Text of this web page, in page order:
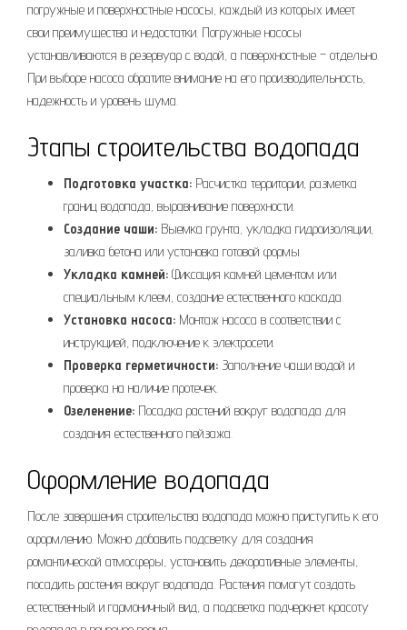
погружные и поверхностные насосы, каждый из которых имеет
свои преимущества и недостатки. Погружные насосы
устанавливаются в резервуар с водой, а поверхностные – отдельно.
При выборе насоса обратите внимание на его производительность,
надежность и уровень шума.
Этапы строительства водопада
Подготовка участка: Расчистка территории, разметка
границ водопада, выравнивание поверхности.
Создание чаши: Выемка грунта, укладка гидроизоляции,
заливка бетона или установка готовой формы.
Укладка камней: Фиксация камней цементом или
специальным клеем, создание естественного каскада.
Установка насоса: Монтаж насоса в соответствии с
инструкцией, подключение к электросети.
Проверка герметичности: Заполнение чаши водой и
проверка на наличие протечек.
Озеленение: Посадка растений вокруг водопада для
создания естественного пейзажа.
Оформление водопада
После завершения строительства водопада можно приступить к его
оформлению. Можно добавить подсветку для создания
романтической атмосферы, установить декоративные элементы,
посадить растения вокруг водопада. Растения помогут создать
естественный и гармоничный вид, а подсветка подчеркнет красоту